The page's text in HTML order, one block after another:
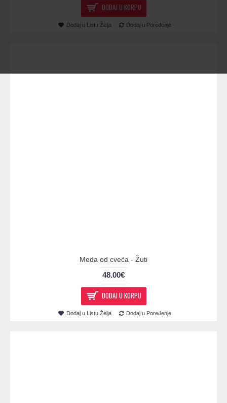
DODAJ U KORPU
Dodaj u Listu Želja Dodaj u Poređenje
Meda od cveća - Žuti
48.00€
DODAJ U KORPU
Dodaj u Listu Želja Dodaj u Poređenje